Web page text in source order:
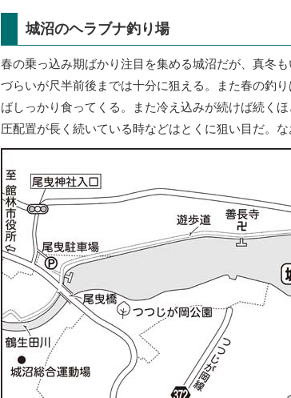
城沼のヘラブナ釣り場
春の乗っ込み期ばかり注目を集める城沼だが、真冬
づらいが尺半前後までは十分に狙える。また春の釣
ばしっかり食ってくる。また冷え込みが続けば続く
圧配置が長く続いている時などはとくに狙い目だ。